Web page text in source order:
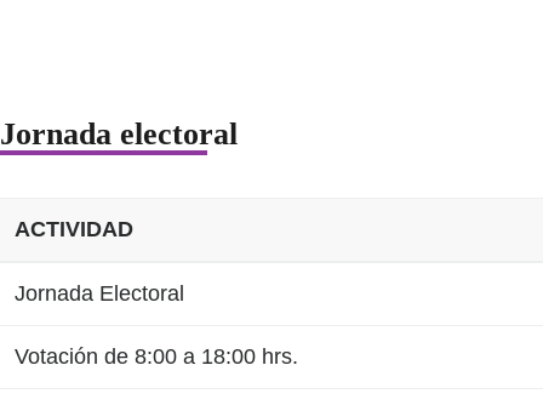
Jornada electoral
ACTIVIDAD
Jornada Electoral
Votación de 8:00 a 18:00 hrs.